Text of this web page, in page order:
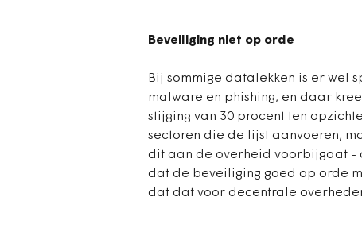
Beveiliging niet op orde
Bij sommige datalekken is er wel
malware en phishing, en daar
stijging van 30 procent ten
sectoren die de lijst aanvoeren,
dit aan de overheid voorbijgaat -
dat de beveiliging goed op orde
dat dat voor decentrale